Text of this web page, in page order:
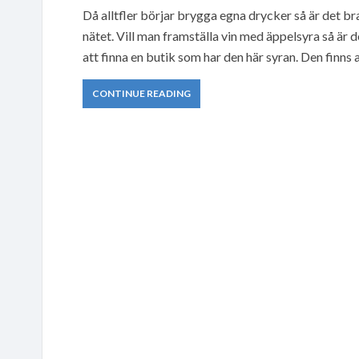
Då alltfler börjar brygga egna drycker så är det
nätet. Vill man framställa vin med äppelsyra så är
att finna en butik som har den här syran. Den
CONTINUE READING